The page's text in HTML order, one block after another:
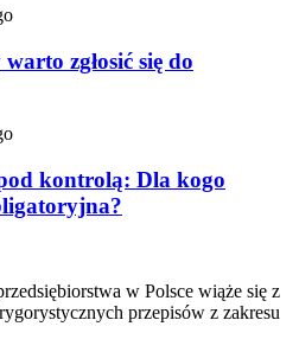
zgłosić się do
kontrolą: Dla kogo
w Polsce wiąże się z
przepisów z zakresu